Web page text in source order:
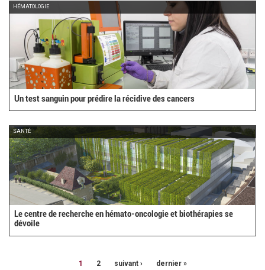
HÉMATOLOGIE
Un test sanguin pour prédire la récidive des cancers
SANTÉ
Le centre de recherche en hémato-oncologie et biothérapies se
dévoile
1 2 suivant › dernier »